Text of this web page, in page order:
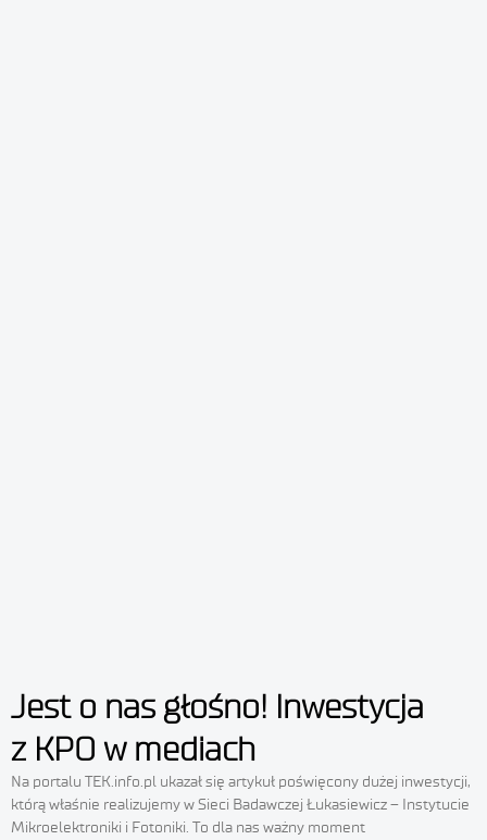
Jest o nas głośno! Inwestycja
z KPO w mediach
Na portalu TEK.info.pl ukazał się artykuł poświęcony dużej inwestycji,
którą właśnie realizujemy w Sieci Badawczej Łukasiewicz – Instytucie
Mikroelektroniki i Fotoniki. To dla nas ważny moment